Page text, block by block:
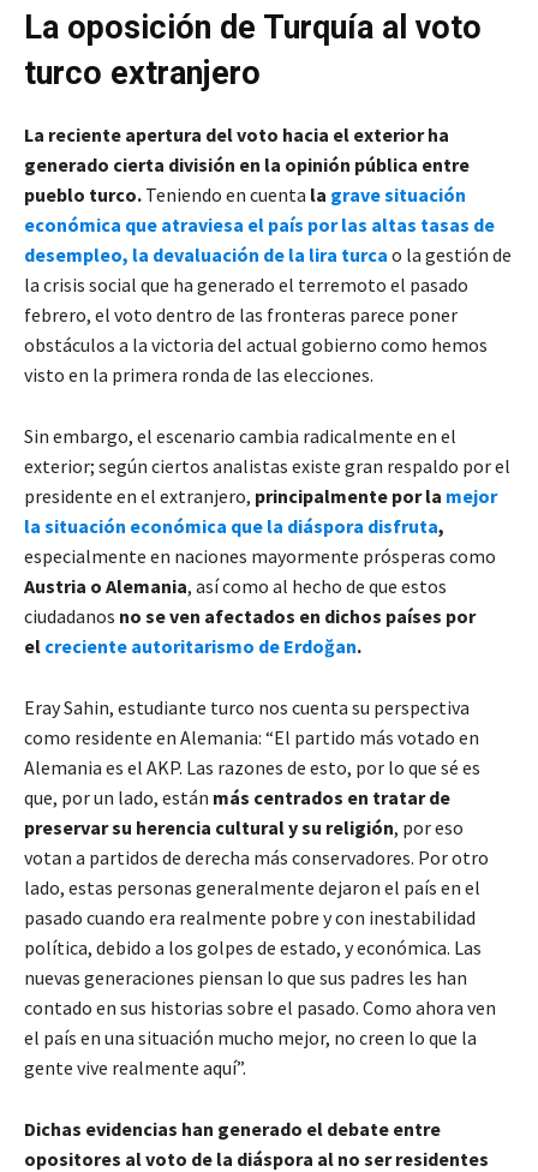
La oposición de Turquía al voto
turco extranjero
La reciente apertura del voto hacia el exterior ha
generado cierta división en la opinión pública entre
pueblo turco. Teniendo en cuenta la grave situación
económica que atraviesa el país por las altas tasas de
desempleo, la devaluación de la lira turca o la gestión de
la crisis social que ha generado el terremoto el pasado
febrero, el voto dentro de las fronteras parece poner
obstáculos a la victoria del actual gobierno como hemos
visto en la primera ronda de las elecciones.
Sin embargo, el escenario cambia radicalmente en el
exterior; según ciertos analistas existe gran respaldo por el
presidente en el extranjero, principalmente por la mejor
la situación económica que la diáspora disfruta,
especialmente en naciones mayormente prósperas como
Austria o Alemania, así como al hecho de que estos
ciudadanos no se ven afectados en dichos países por
el creciente autoritarismo de Erdoğan.
Eray Sahin, estudiante turco nos cuenta su perspectiva
como residente en Alemania: “El partido más votado en
Alemania es el AKP. Las razones de esto, por lo que sé es
que, por un lado, están más centrados en tratar de
preservar su herencia cultural y su religión, por eso
votan a partidos de derecha más conservadores. Por otro
lado, estas personas generalmente dejaron el país en el
pasado cuando era realmente pobre y con inestabilidad
política, debido a los golpes de estado, y económica. Las
nuevas generaciones piensan lo que sus padres les han
contado en sus historias sobre el pasado. Como ahora ven
el país en una situación mucho mejor, no creen lo que la
gente vive realmente aquí”.
Dichas evidencias han generado el debate entre
opositores al voto de la diáspora al no ser residentes